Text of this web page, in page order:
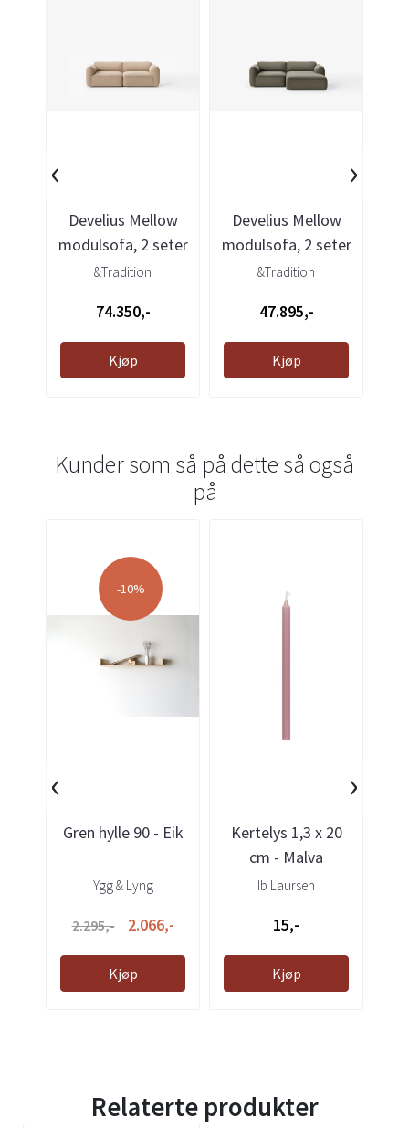
Develius Mellow
modulsofa, 2 seter
- Karakorum ...
&Tradition
74.350,-
Kjøp
Develius Mellow
modulsofa, 2 seter
med sjeselong ...
&Tradition
47.895,-
Kjøp
‹ ›
Kunder som så på dette så også
på
-10%
Gren hylle 90 - Eik
Ygg & Lyng
2.295,- 2.066,-
Kjøp
Kertelys 1,3 x 20
cm - Malva
Ib Laursen
15,-
Kjøp
‹ ›
Relaterte produkter